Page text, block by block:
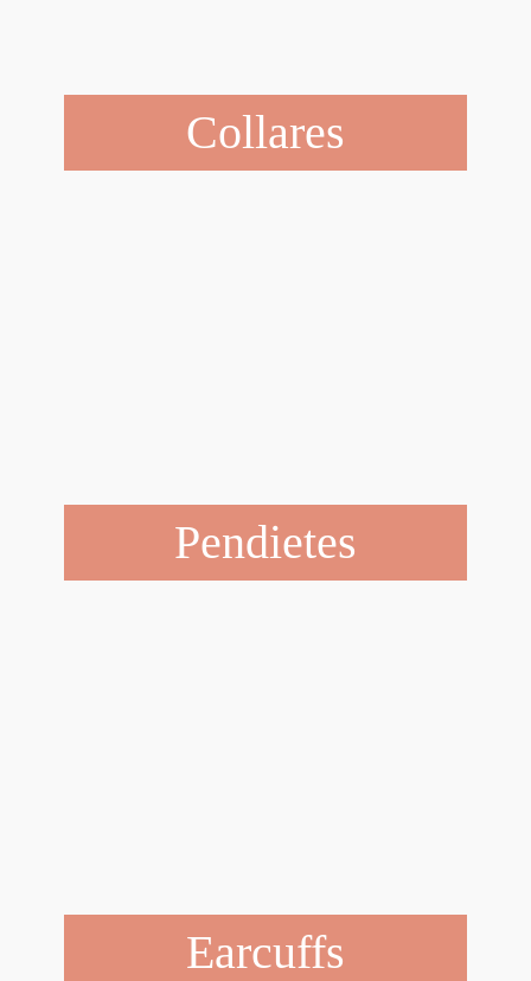
Collares
Pendietes
Earcuffs